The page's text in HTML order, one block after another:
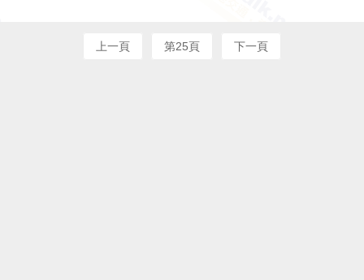
上一頁 第25頁 下一頁